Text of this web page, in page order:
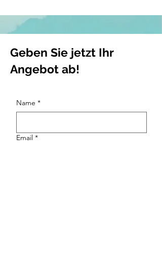
Geben Sie jetzt Ihr
Angebot ab!
Name *
Email *